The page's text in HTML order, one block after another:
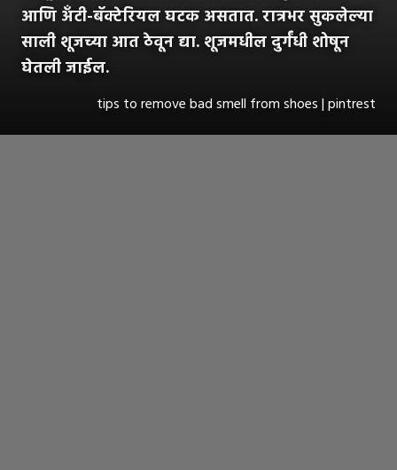
आणि अँटी-बॅक्टेरियल घटक असतात. रात्रभर सुकलेल्या
साली शूजच्या आत ठेवून द्या. शूजमधील दुर्गंधी शोषून
घेतली जाईल.
tips to remove bad smell from shoes | pintrest